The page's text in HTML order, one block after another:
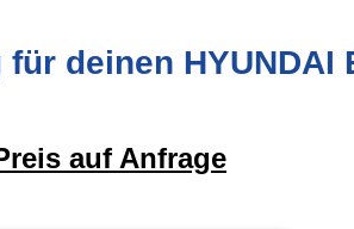
für deinen HYUNDAI
auf Anfrage